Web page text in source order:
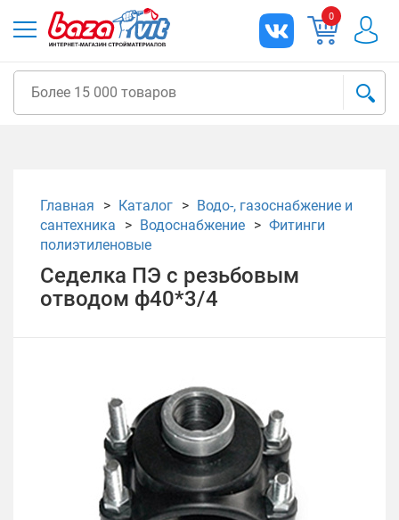
0
Главная Каталог
Водо-, газоснабжение и
сантехника
Водоснабжение
Фитинги
полиэтиленовые
Седелка ПЭ с резьбовым
отводом ф40*3/4